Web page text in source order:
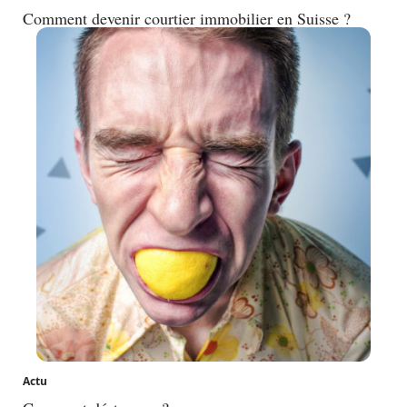
Comment devenir courtier immobilier en Suisse ?
Actu